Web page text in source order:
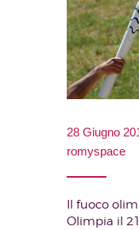
28 Giugno
romyspace
Il fuoco
Olimpia il